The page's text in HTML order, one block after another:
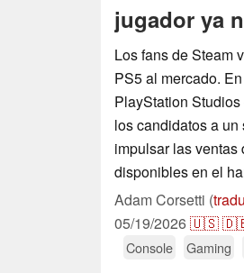
jugador ya
Los fans de Steam
PS5 al mercado.
PlayStation
los candidatos a
impulsar las
disponibles en el
Adam Corsetti (
05/19/2026🇺🇸
Console Gaming